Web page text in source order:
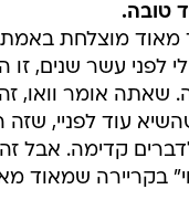
טובה.
מאוד מוצלחת
לפני עשר שנים,
שאתה אומר וואו,
עוד לפניי, שזה
קדימה. אבל
בקריירה שמאוד